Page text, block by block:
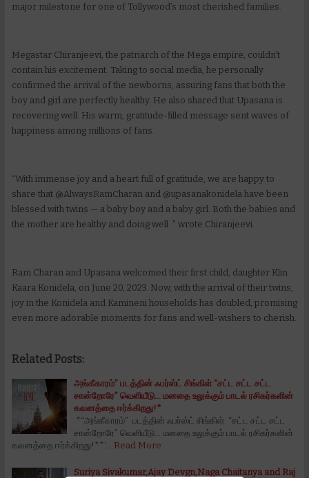
major milestone for one of Tollywood’s most cherished families.
Megastar Chiranjeevi, the patriarch of the Mega empire, couldn’t
contain his excitement. Taking to social media, he personally
confirmed the arrival of the newborns, assuring fans that both the
boy and girl are perfectly healthy. He also shared that Upasana is
recovering well. His warm, gratitude-filled message sent waves of
happiness among millions of fans.
“With immense joy and a heart full of gratitude, we are happy to
share that @AlwaysRamCharan and @upasanakonidela have been
blessed with twins — a baby boy and a baby girl. Both the babies and
the mother are healthy and doing well. ” wrote Chiranjeevi.
Ram Charan and Upasana welcomed their first child, daughter Klin
Kaara Konidela, on June 20, 2023. Now, with the arrival of their twins,
joy in the Konidela and Kamineni households has doubled, promising
even more adorable moments for fans and well-wishers to cherish.
Related Posts:
அங்கீகாரம்” படத்தின் ஃபர்ஸ்ட் சிங்கிள் “சட்ட சட்ட சட்ட
சான்றோரே” வெளியீடு… மனதை உலுக்கும் பாடல் ரசிகர்களின்
கவனத்தை ஈர்க்கிறது!*
*“அங்கீகாரம்” படத்தின் ஃபர்ஸ்ட் சிங்கிள் “சட்ட சட்ட சட்ட
சான்றோரே” வெளியீடு… மனதை உலுக்கும் பாடல் ரசிகர்களின்
கவனத்தை ஈர்க்கிறது!**‘…
Read More
Suriya Sivakumar,Ajay Devgn,Naga Chaitanya and Raj